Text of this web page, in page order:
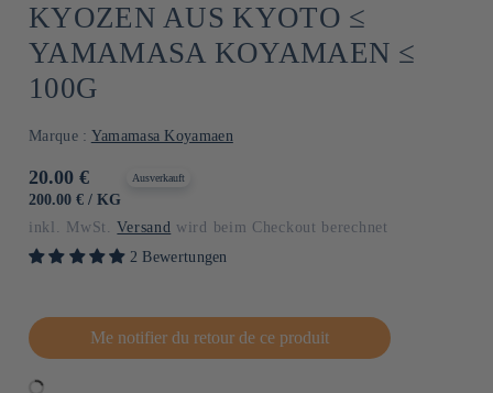
KYOZEN AUS KYOTO ≤
YAMAMASA KOYAMAEN ≤
100G
Marque : Yamamasa Koyamaen
Normaler
Preis
20.00 €
GRUNDPREIS
200.00 € / PRO
KG
Ausverkauft
inkl. MwSt.Versand wird beim Checkout berechnet
2 Bewertungen
Me notifier du retour de ce produit